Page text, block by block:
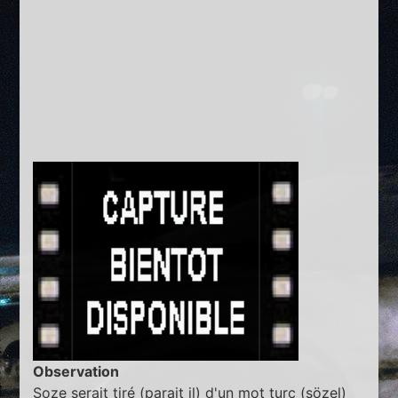
Observation
Soze serait tiré (parait il) d'un mot turc (sözel)